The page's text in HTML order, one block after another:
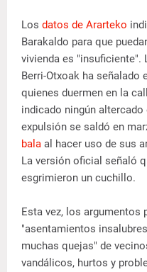
Los datos de Ararteko
Barakaldo para que
vivienda es "insuficiente".
Berri-Otxoak ha señalado
quienes duermen en la
indicado ningún
expulsión se saldó en
bala al hacer uso de sus
La versión oficial señaló
esgrimieron un cuchillo.
Esta vez, los argumentos
"asentamientos
muchas quejas" de
vandálicos, hurtos y